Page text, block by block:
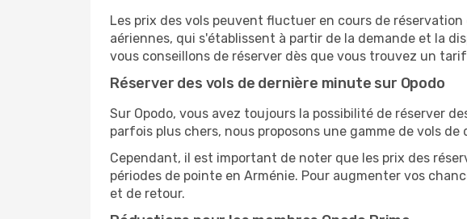
Les prix des vols peuvent fluctuer en cours de
aériennes, qui s'établissent à partir de la demande et la
vous conseillons de réserver dès que vous trouvez un
Réserver des vols de dernière minute sur Opodo
Sur Opodo, vous avez toujours la possibilité de réserver
parfois plus chers, nous proposons une gamme de vols
Cependant, il est important de noter que les prix des
périodes de pointe en Arménie. Pour augmenter vos
et de retour.